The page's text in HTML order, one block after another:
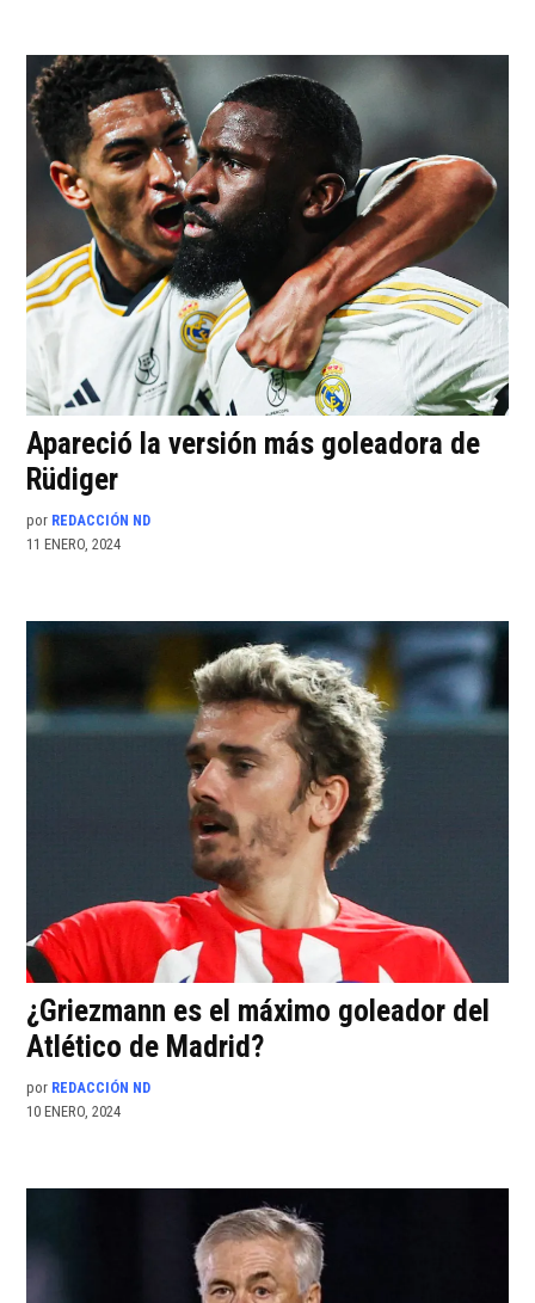
Apareció la versión más goleadora de
Rüdiger
por REDACCIÓN ND
11 ENERO, 2024
¿Griezmann es el máximo goleador del
Atlético de Madrid?
por REDACCIÓN ND
10 ENERO, 2024